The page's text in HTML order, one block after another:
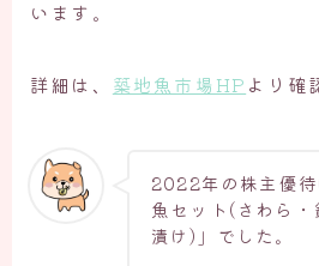
います。
詳細は、 築地魚市場HP より確
2022年の株主優
魚セット(さわら
漬け)」でした。